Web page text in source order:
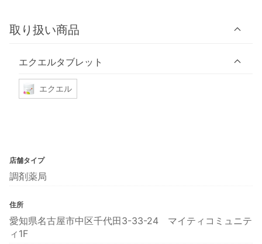
取り扱い商品
エクエルタブレット
エクエル
店舗タイプ
調剤薬局
住所
愛知県名古屋市中区千代田3-33-24 マイティコミュニテ
ィ1F